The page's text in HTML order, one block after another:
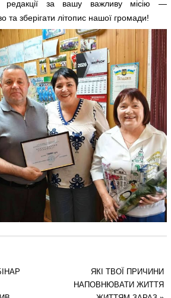
редакції за вашу важливу місію —
та зберігати літопис нашої громади!
ЯКІ ТВОЇ ПРИЧИНИ
НАПОВНЮВАТИ ЖИТТЯ